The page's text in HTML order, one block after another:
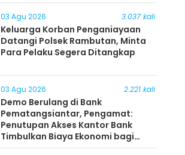
03 Agu 2026 3.037 kali
Keluarga Korban Penganiayaan
Datangi Polsek Rambutan, Minta
Para Pelaku Segera Ditangkap
03 Agu 2026 2.221 kali
Demo Berulang di Bank
Pematangsiantar, Pengamat:
Penutupan Akses Kantor Bank
Timbulkan Biaya Ekonomi bagi
Masyarakat